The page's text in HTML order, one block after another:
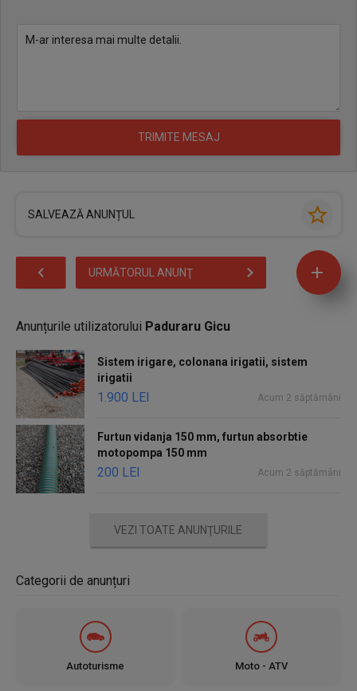
SALVEAZĂ ANUNȚUL
URMĂTORUL ANUNŢ
Anunțurile utilizatorului Paduraru Gicu
Sistem irigare, colonana irigatii, sistem
irigatii
1.900 LEI Acum 2 săptămâni
Furtun vidanja 150 mm, furtun absorbtie
motopompa 150 mm
200 LEI Acum 2 săptămâni
VEZI TOATE ANUNŢURILE
Categorii de anunțuri
Autoturisme Moto - ATV